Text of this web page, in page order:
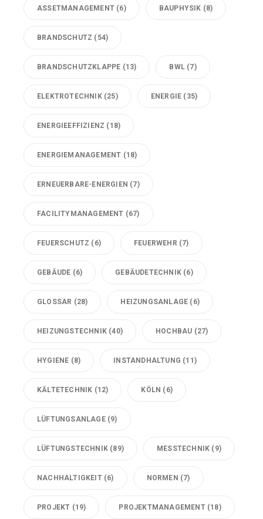
ASSETMANAGEMENT (6) BAUPHYSIK (8)
BRANDSCHUTZ (54)
BRANDSCHUTZKLAPPE (13) BWL (7)
ELEKTROTECHNIK(25) ENERGIE (35)
ENERGIEEFFIZIENZ (18)
ENERGIEMANAGEMENT (18)
ERNEUERBARE-ENERGIEN (7)
FACILITYMANAGEMENT (67)
FEUERSCHUTZ (6) FEUERWEHR (7)
GEBÄUDE (6) GEBÄUDETECHNIK (6)
GLOSSAR (28) HEIZUNGSANLAGE (6)
HEIZUNGSTECHNIK (40) HOCHBAU (27)
HYGIENE (8) INSTANDHALTUNG (11)
KÄLTETECHNIK (12) KÖLN (6)
LÜFTUNGSANLAGE(9)
LÜFTUNGSTECHNIK (89) MESSTECHNIK (9)
NACHHALTIGKEIT(6) NORMEN (7)
PROJEKT (19) PROJEKTMANAGEMENT(18)